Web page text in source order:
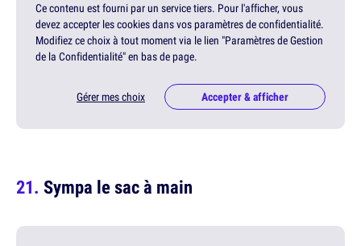
Ce contenu est fourni par un service tiers. Pour l'afficher, vous
devez accepter les cookies dans vos paramètres de confidentialité.
Modifiez ce choix à tout moment via le lien "Paramètres de Gestion
de la Confidentialité" en bas de page.
Gérer mes choix Accepter & afficher
Sympa le sac à main